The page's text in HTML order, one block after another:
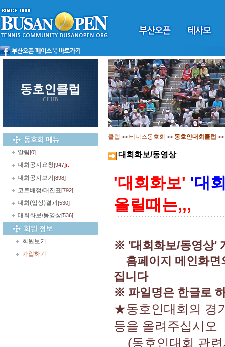
동호인클럽
CLUB
알림[0]
대회공지요청[947]
대회공지보기 [898]
코트배정/대진표[792]
대회(입상)결과[530]
대회화보/동영상[536]
회원보기
가입하기
클럽 >> 테니스동호회 >> 동호인대회클럽 >>
대회화보/동영상
'대회화보' '대
올릴때는,,,
※ '대회화보/동영상'
홈페이지 메인화
집니다
※ 파일명은 한글로
★동호인대회의 경
등을 올려주십시오
(동호인대회 관련